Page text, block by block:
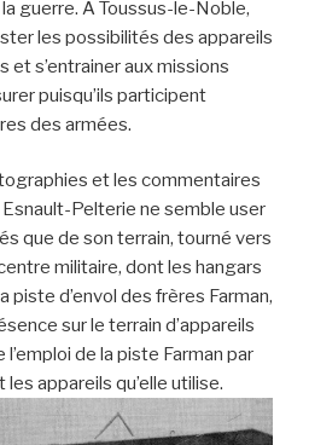
guerre. À Toussus-le-Noble,
les possibilités des appareils
s’entrainer aux missions
puisqu’ils participent
des armées.
et les commentaires
Esnault-Pelterie ne semble user
que de son terrain, tourné vers
militaire, dont les hangars
d’envol des frères Farman,
sur le terrain d’appareils
de la piste Farman par
appareils qu’elle utilise.